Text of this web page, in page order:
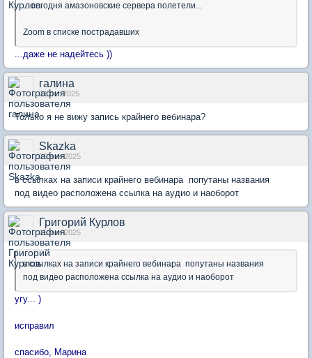
... сегодня амазоновские сервера полетели...
Zoom в списке пострадавших
...даже не надейтесь ))
галина
31 окт 2025
Только я не вижу запись крайнего вебинара?
Skazka
15 ноя 2025
в ссылках на записи крайнего вебинара попутаны названия
под видео расположена ссылка на аудио и наоборот
Григорий Курлов
15 ноя 2025
в ссылках на записи крайнего вебинара попутаны названия
под видео расположена ссылка на аудио и наоборот
угу... )
исправил
спасибо, Марина